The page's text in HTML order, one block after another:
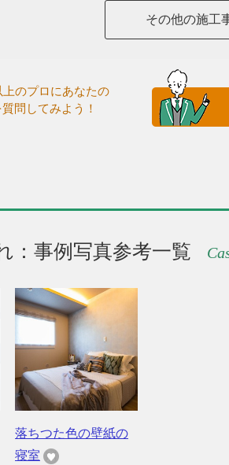
その他の施工
上のプロにあなたの
問してみよう！
：事例写真参考一覧
落ちつた色の壁紙の
寝室